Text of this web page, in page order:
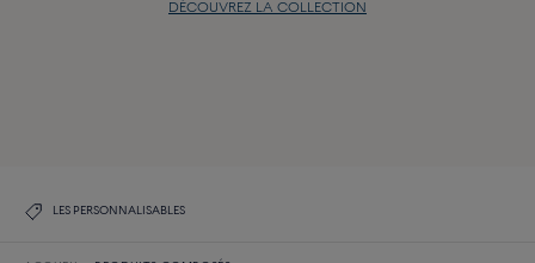
DÉCOUVREZ LA COLLECTION
LES PERSONNALISABLES